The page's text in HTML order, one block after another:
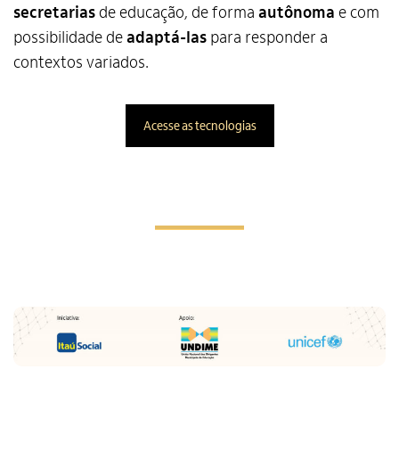
secretariasde educação, de forma autônoma e com
possibilidade deadaptá-las para responder a
contextos variados.
Acesse as tecnologias